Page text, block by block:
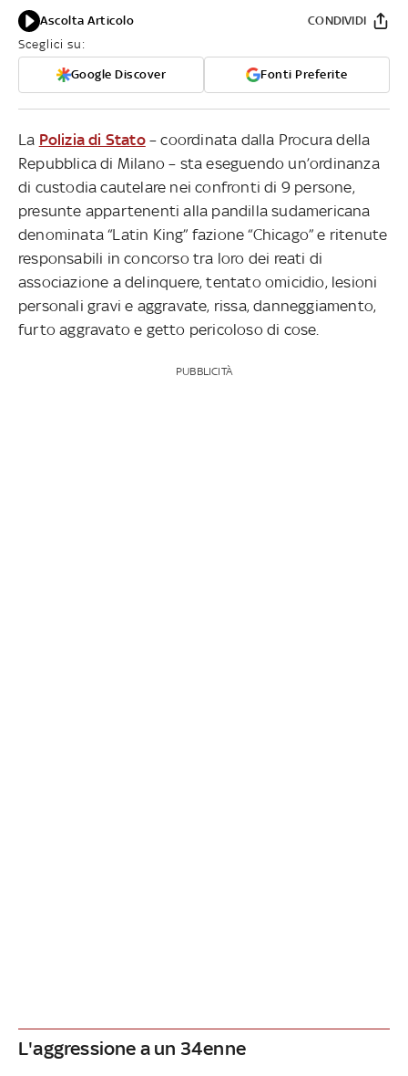
Ascolta Articolo
Sceglici su:
Google Discover Fonti Preferite
CONDIVIDI
La Polizia di Stato– coordinata dalla Procura della
Repubblica di Milano – sta eseguendo un’ordinanza
di custodia cautelare nei confronti di 9 persone,
presunte appartenenti alla pandilla sudamericana
denominata “Latin King” fazione “Chicago” e ritenute
responsabili in concorso tra loro dei reati di
associazione a delinquere, tentato omicidio, lesioni
personali gravi e aggravate, rissa, danneggiamento,
furto aggravato e getto pericoloso di cose.
PUBBLICITÀ
L'aggressione a un 34enne